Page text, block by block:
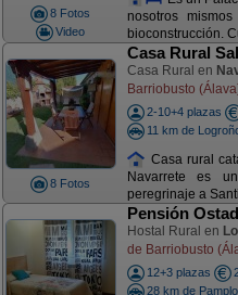
8 Fotos
Video
nosotros
bioconstrucción.
8 Fotos
Casa Rural
Casa Rural en
Barriobusto
2-10+4 plazas
11 km de
Casa rural
Navarrete es
peregrinaje a
Pensión
Hostal Rural en
de Barriobusto
12+3 plazas
28 km de